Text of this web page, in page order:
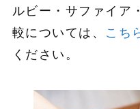
ルビー・サファイア
較については、 こち
ください。